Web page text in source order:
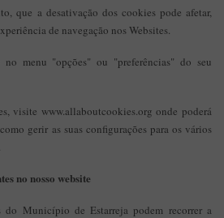
que a desativação dos cookies pode afetar,
de navegação nos Websites.
menu "opções" ou "preferências" do seu
visite www.allaboutcookies.org onde poderá
gerir as suas configurações para os vários
no nosso website
do Município de Estarreja podem recorrer a